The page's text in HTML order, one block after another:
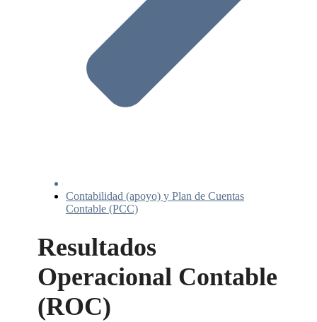
Contabilidad (apoyo) y Plan de Cuentas
Contable (PCC)
Resultados
Operacional Contable
(ROC)